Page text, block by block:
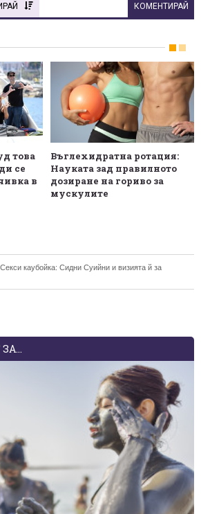
КОМЕНТИРАЙ
това
се
в
Въглехидратна ротация:
Науката зад правилното
дозиране на гориво за
мускулите
Секси каубойка: Сидни Суийни и визията й за